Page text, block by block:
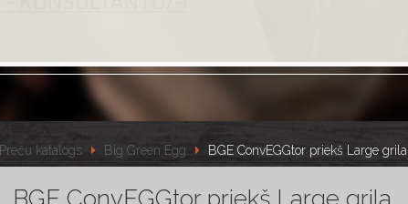
Preču katalogs Big Green Egg BGE ConvEGGtor priekš Large grila